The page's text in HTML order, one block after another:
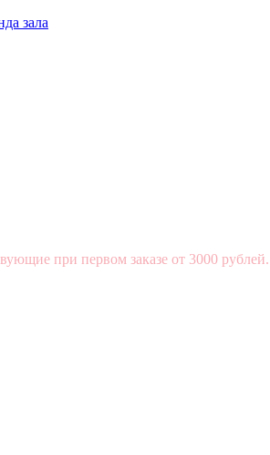
зала
при первом заказе от 3000 рублей.